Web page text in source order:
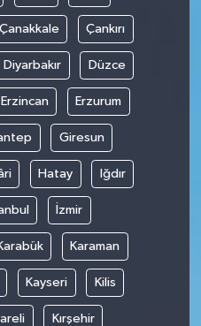
Çanakkale Çankırı
Diyarbakır Düzce
Erzincan Erzurum
Giresun
Hatay Iğdır
İzmir
Karaman
Kayseri Kilis
Kırşehir